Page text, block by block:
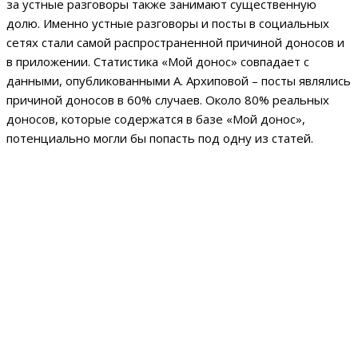
за устные разговоры также занимают существенную
долю. Именно устные разговоры и посты в социальных
сетях стали самой распространенной причиной доносов и
в приложении. Статистика «Мой донос» совпадает с
данными, опубликованными А. Архиповой – посты являлись
причиной доносов в 60% случаев. Около 80% реальных
доносов, которые содержатся в базе «Мой донос»,
потенциально могли бы попасть под одну из статей.